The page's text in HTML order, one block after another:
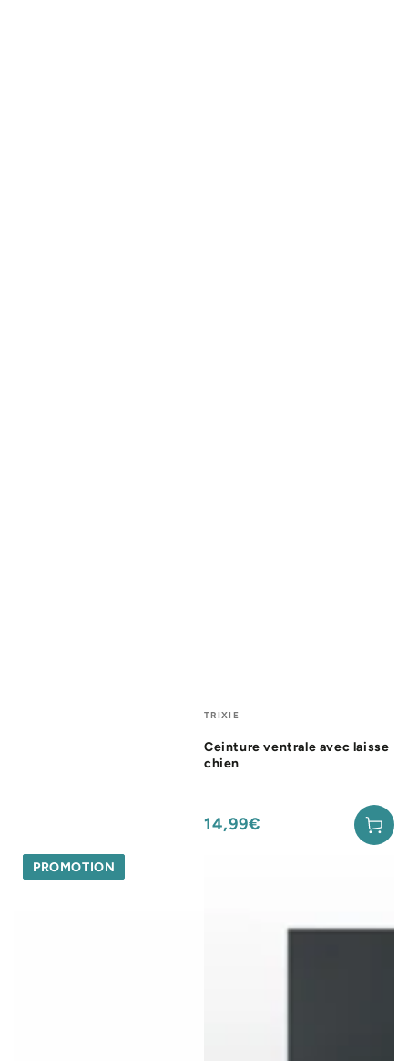
Fournisseur:
TRIXIE
Ceinture ventrale avec laisse
chien
Prix
14,99€
PROMOTION